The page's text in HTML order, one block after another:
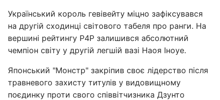
Український король гевівейту міцно зафіксувався
на другій сходинці світового табеля про ранги. На
вершині рейтингу P4P залишився абсолютний
чемпіон світу у другій легшій вазі Наоя Іноуе.
Японський "Монстр" закріпив своє лідерство після
травневого захисту титулів у видовищному
поєдинку проти свого співвітчизника Дзунто